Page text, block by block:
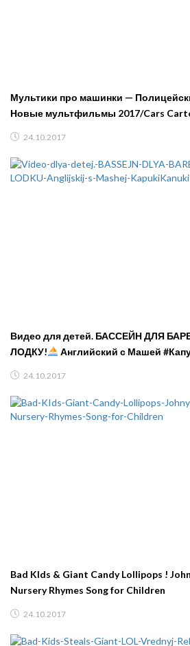
Мультики про машинки —
Новые мультфильмы 2017/Cars
24.10.2017
Видео для детей. БАССЕЙН ДЛЯ
ЛОДКУ!
Английский с Машей
24.10.2017
Bad KIds & Giant Candy Lollipops !
Nursery Rhymes Song for Children
24.10.2017